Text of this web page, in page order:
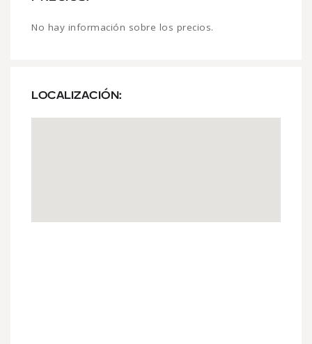
No hay información sobre los precios.
LOCALIZACIÓN: